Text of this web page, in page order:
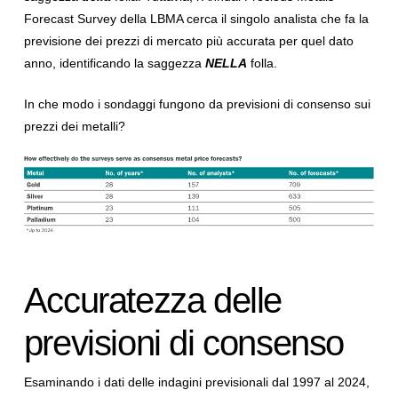
Forecast Survey della LBMA cerca il singolo analista che fa la
previsione dei prezzi di mercato più accurata per quel dato
anno, identificando la saggezza NELLA folla.
In che modo i sondaggi fungono da previsioni di consenso sui
prezzi dei metalli?
Accuratezza delle
previsioni di consenso
Esaminando i dati delle indagini previsionali dal 1997 al 2024,